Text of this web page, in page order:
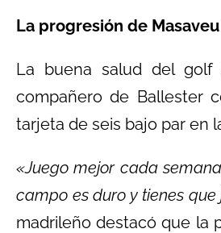
La progresión de
La buena salud del golf
compañero de Ballester
tarjeta de seis bajo par en
«Juego mejor cada
campo es duro y tienes
madrileño destacó que la